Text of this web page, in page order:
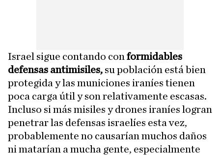
Israel sigue contando con formidables
defensas antimisiles, su población está bien
protegida y las municiones iraníes tienen
poca carga útil y son relativamente escasas.
Incluso si más misiles y drones iraníes logran
penetrar las defensas israelíes esta vez,
probablemente no causarían muchos daños
ni matarían a mucha gente, especialmente